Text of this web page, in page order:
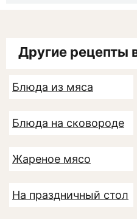
Другие рецепты
Блюда из мяса
Блюда на сковороде
Жареное мясо
На праздничный стол